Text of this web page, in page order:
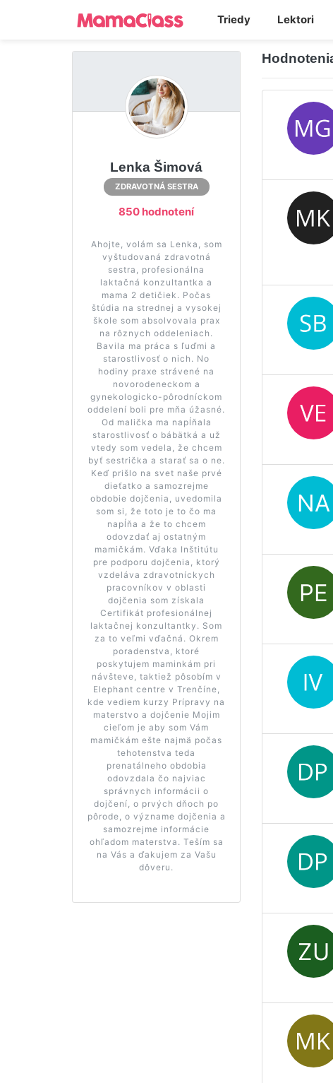
Triedy Lektori
Lenka Šimová
ZDRAVOTNÁ SESTRA
850 hodnotení
Ahojte, volám sa Lenka, som
vyštudovaná zdravotná
sestra, profesionálna
laktačná konzultantka a
mama 2 detičiek. Počas
štúdia na strednej a vysokej
škole som absolvovala prax
na rôznych oddeleniach.
Bavila ma práca s ľuďmi a
starostlivosť o nich. No
hodiny praxe strávené na
novorodeneckom a
gynekologicko-pôrodníckom
oddelení boli pre mňa úžasné.
Od malička ma napĺňala
starostlivosť o bábätká a už
vtedy som vedela, že chcem
byť sestrička a starať sa o ne.
Keď prišlo na svet naše prvé
dieťatko a samozrejme
obdobie dojčenia, uvedomila
som si, že toto je to čo ma
napĺňa a že to chcem
odovzdať aj ostatným
mamičkám. Vďaka Inštitútu
pre podporu dojčenia, ktorý
vzdeláva zdravotníckych
pracovníkov v oblasti
dojčenia som získala
Certifikát profesionálnej
laktačnej konzultantky. Som
za to veľmi vďačná. Okrem
poradenstva, ktoré
poskytujem maminkám pri
návšteve, taktiež pôsobím v
Elephant centre v Trenčíne,
kde vediem kurzy Prípravy na
materstvo a dojčenie Mojim
cieľom je aby som Vám
mamičkám ešte najmä počas
tehotenstva teda
prenatálneho obdobia
odovzdala čo najviac
správnych informácii o
dojčení, o prvých dňoch po
pôrode, o význame dojčenia a
samozrejme informácie
ohľadom materstva. Teším sa
na Vás a ďakujem za Vašu
dôveru.